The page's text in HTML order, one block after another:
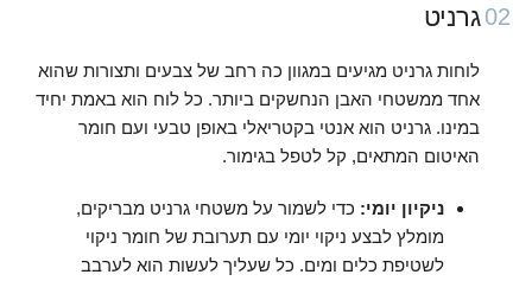
02 גרניט
לוחות גרניט מגיעים במגוון כה רחב של צבעים ותצורות שהוא
אחד ממשטחי האבן הנחשקים ביותר. כל לוח הוא באמת יחיד
במינו. גרניט הוא אנטי בקטריאלי באופן טבעי ועם חומר
האיטום המתאים, קל לטפל בגימור.
ניקיון יומי: כדי לשמור על משטחי גרניט מבריקים,
מומלץ לבצע ניקוי יומי עם תערובת של חומר ניקוי
לשטיפת כלים ומים. כל שעליך לעשות הוא לערבב